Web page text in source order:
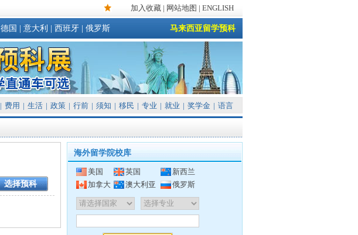
加入收藏 | 网站地图 | ENGLISH
德国 意大利 西班牙 俄罗斯 马来西亚留学预科
| 费用 | 生活 | 政策 | 行前 | 须知 | 移民 | 专业 | 就业 | 奖学金 | 语言
选择预科
海外留学院校库
美国 英国
新西兰
加拿大
澳大利亚 俄罗斯